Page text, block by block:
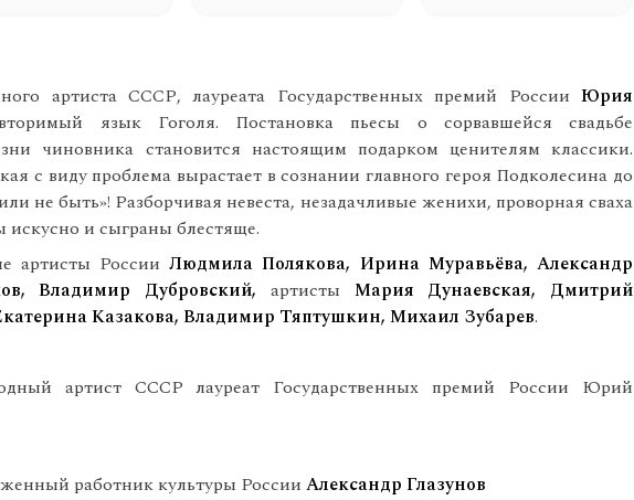
артиста СССР, лауреата Государственных премий России Юрия
язык Гоголя. Постановка пьесы о сорвавшейся свадьбе
чиновника становится настоящим подарком ценителям классики.
с виду проблема вырастает в сознании главного героя Подколесина до
не быть»! Разборчивая невеста, незадачливые женихи, проворная сваха
искусно и сыграны блестяще.
артисты РоссииЛюдмила Полякова, Ирина Муравьёва, Александр
Владимир Дубровский, артисты Мария Дунаевская, Дмитрий
Казакова, Владимир Тяптушкин, Михаил Зубарев.
артист СССР лауреат Государственных премий России Юрий
работник культуры России Александр Глазунов